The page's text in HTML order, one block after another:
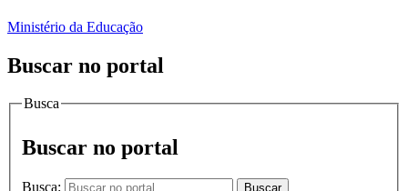
Ministério da Educação
Buscar no portal
Busca
Buscar no portal
Busca: Buscar